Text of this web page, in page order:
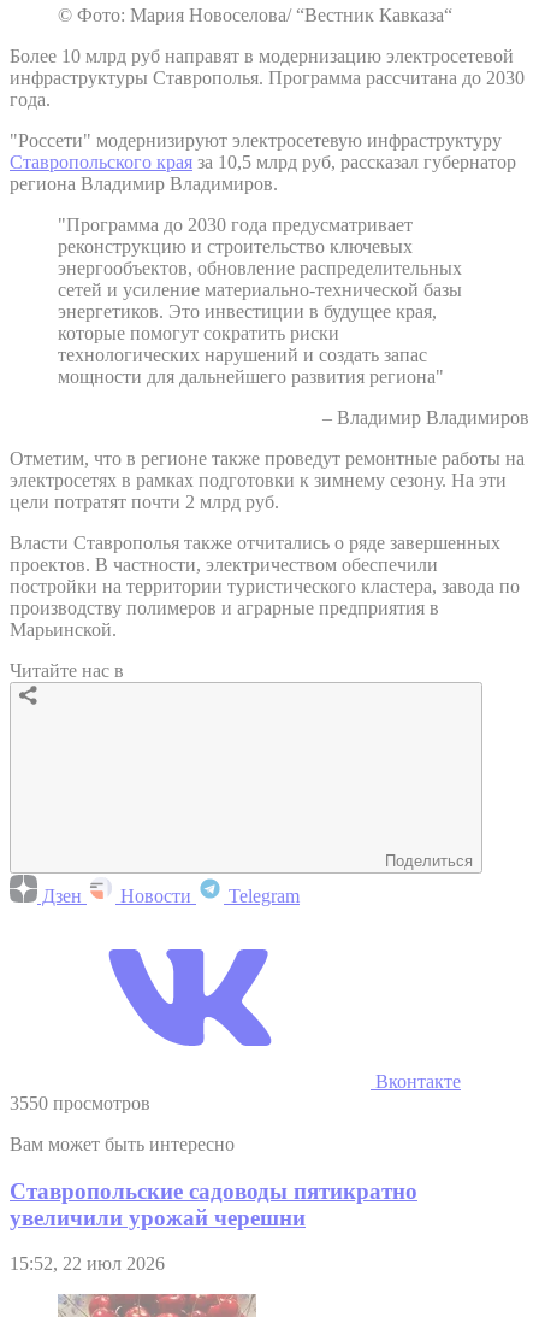
© Фото: Мария Новоселова/ “Вестник Кавказа“
Более 10 млрд руб направят в модернизацию электросетевой
инфраструктуры Ставрополья. Программа рассчитана до 2030
года.
"Россети" модернизируют электросетевую инфраструктуру
Ставропольского края за 10,5 млрд руб, рассказал губернатор
региона Владимир Владимиров.
"Программа до 2030 года предусматривает
реконструкцию и строительство ключевых
энергообъектов, обновление распределительных
сетей и усиление материально-технической базы
энергетиков. Это инвестиции в будущее края,
которые помогут сократить риски
технологических нарушений и создать запас
мощности для дальнейшего развития региона"
– Владимир Владимиров
Отметим, что в регионе также проведут ремонтные работы на
электросетях в рамках подготовки к зимнему сезону. На эти
цели потратят почти 2 млрд руб.
Власти Ставрополья также отчитались о ряде завершенных
проектов. В частности, электричеством обеспечили
постройки на территории туристического кластера, завода по
производству полимеров и аграрные предприятия в
Марьинской.
Читайте нас в
Поделиться
Дзен Новости Telegram
Вконтакте
3550 просмотров
Вам может быть интересно
Ставропольские садоводы пятикратно
увеличили урожай черешни
15:52, 22 июл 2026